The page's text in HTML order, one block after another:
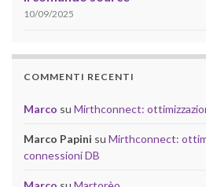
10/09/2025
COMMENTI RECENTI
Marco su Mirthconnect:
Marco Papini su Mirthconnect:
connessioni DB